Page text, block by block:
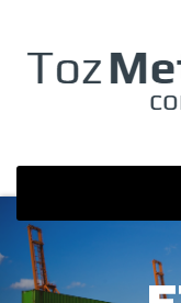
content